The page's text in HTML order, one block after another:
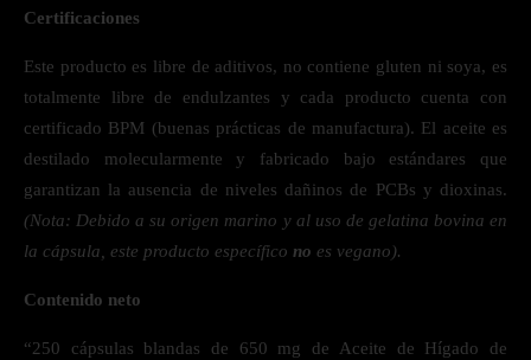
Certificaciones
Este producto es libre de aditivos, no contiene gluten ni soya, es
totalmente libre de endulzantes y cada producto cuenta con
certificado BPM (buenas prácticas de manufactura). El aceite es
destilado molecularmente y fabricado bajo estándares que
garantizan la ausencia de niveles dañinos de PCBs y dioxinas.
(Nota: Debido a su origen marino y al uso de gelatina bovina en
la cápsula, este producto específico no es vegano).
Contenido neto
“250 cápsulas blandas de 650 mg de Aceite de Hígado de